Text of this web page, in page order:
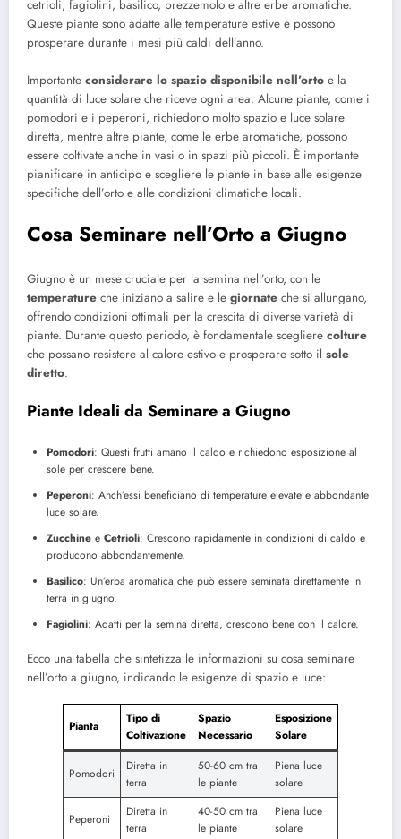
cetrioli, fagiolini, basilico, prezzemolo e altre erbe aromatiche.
Queste piante sono adatte alle temperature estive e possono
prosperare durante i mesi più caldi dell’anno.
Importante considerare lo spazio disponibile nell’orto e la
quantità di luce solare che riceve ogni area. Alcune piante, come i
pomodori e i peperoni, richiedono molto spazio e luce solare
diretta, mentre altre piante, come le erbe aromatiche, possono
essere coltivate anche in vasi o in spazi più piccoli. È importante
pianificare in anticipo e scegliere le piante in base alle esigenze
specifiche dell’orto e alle condizioni climatiche locali.
Cosa Seminare nell’Orto a Giugno
Giugno è un mese cruciale per la semina nell’orto, con le
temperature che iniziano a salire e le giornate che si allungano,
offrendo condizioni ottimali per la crescita di diverse varietà di
piante. Durante questo periodo, è fondamentale scegliere colture
che possano resistere al calore estivo e prosperare sotto il sole
diretto.
Piante Ideali da Seminare a Giugno
Pomodori: Questi frutti amano il caldo e richiedono esposizione al
sole per crescere bene.
Peperoni: Anch’essi beneficiano di temperature elevate e abbondante
luce solare.
Zucchine e Cetrioli: Crescono rapidamente in condizioni di caldo e
producono abbondantemente.
Basilico: Un’erba aromatica che può essere seminata direttamente in
terra in giugno.
Fagiolini: Adatti per la semina diretta, crescono bene con il calore.
Ecco una tabella che sintetizza le informazioni su cosa seminare
nell’orto a giugno, indicando le esigenze di spazio e luce:
Pianta
Tipo di
Coltivazione
Spazio
Necessario
Esposizione
Solare
Pomodori
Diretta in
terra
50-60 cm tra
le piante
Piena luce
solare
Peperoni
Diretta in
terra
40-50 cm tra
le piante
Piena luce
solare